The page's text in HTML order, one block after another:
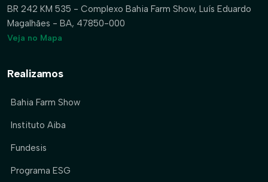
BR 242 KM 535 - Complexo Bahia Farm Show, Luís Eduardo
Magalhães - BA, 47850-000
Veja no Mapa
Realizamos
Bahia Farm Show
Instituto Aiba
Fundesis
Programa ESG